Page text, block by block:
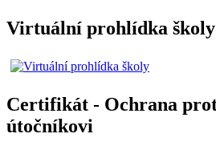
Virtuální prohlídka školy
Certifikát - Ochrana
útočníkovi